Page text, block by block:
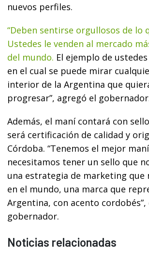
nuevos perfiles.
“Deben sentirse orgullosos de lo
Ustedes le venden al mercado
del mundo. El ejemplo de
en el cual se puede mirar
interior de la Argentina que
progresar”, agregó el
Además, el maní contará con
será certificación de calidad y
Córdoba. “Tenemos el mejor
necesitamos tener un sello que
una estrategia de marketing que
en el mundo, una marca que
Argentina, con acento cordobés”,
gobernador.
Noticias relacionadas